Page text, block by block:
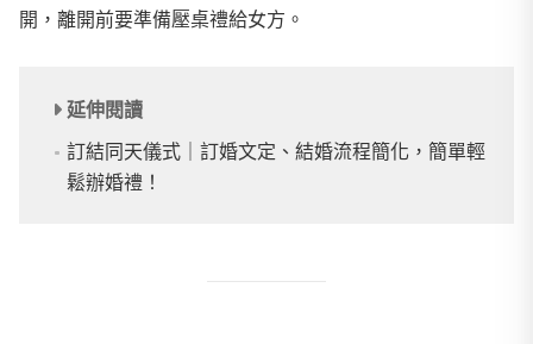
開，離開前要準備壓桌禮給女方。
延伸閱讀
訂結同天儀式｜訂婚文定、結婚流程簡化，簡單輕
鬆辦婚禮！